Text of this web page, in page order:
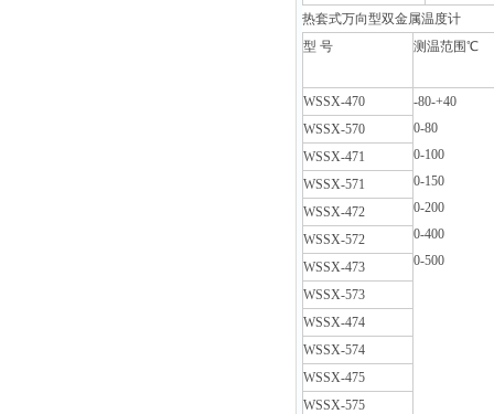
热套式万向型双金属温度计
型 号
测温范围℃
WSSX-470
-80-+40
0-80
0-100
0-150
0-200
0-400
0-500
WSSX-570
WSSX-471
WSSX-571
WSSX-472
WSSX-572
WSSX-473
WSSX-573
WSSX-474
WSSX-574
WSSX-475
WSSX-575